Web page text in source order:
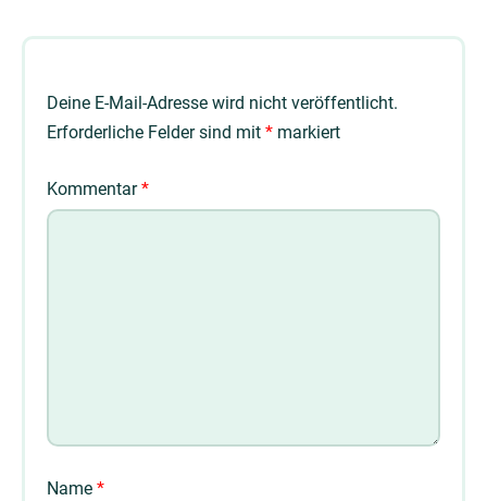
Deine E-Mail-Adresse wird nicht veröffentlicht.
Erforderliche Felder sind mit * markiert
Kommentar*
Name *